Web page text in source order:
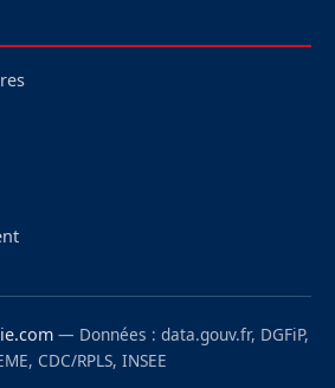
— Données : data.gouv.fr, DGFiP,
CDC/RPLS, INSEE